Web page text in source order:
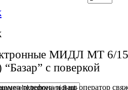
МИДЛ МТ
с поверкой
телефона и наш оператор